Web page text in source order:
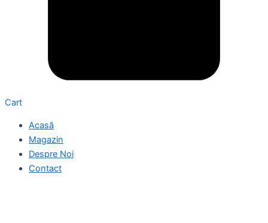
Cart
Acasă
Magazin
Despre Noi
Contact